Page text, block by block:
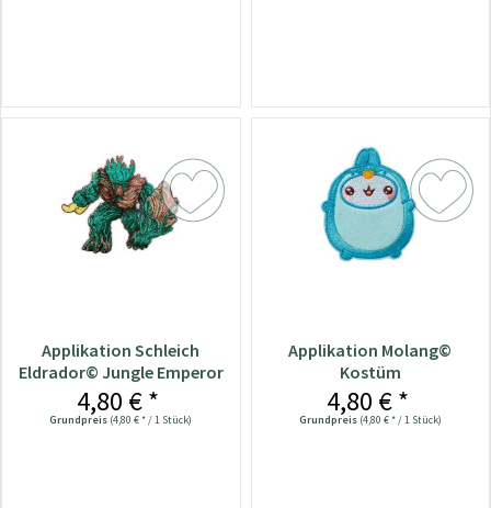
Applikation Schleich
Eldrador© Jungle Emperor
4,80 € *
Grundpreis (4,80 € * / 1 Stück)
Applikation Molang©
Kostüm
4,80 € *
Grundpreis (4,80 € * / 1 Stück)